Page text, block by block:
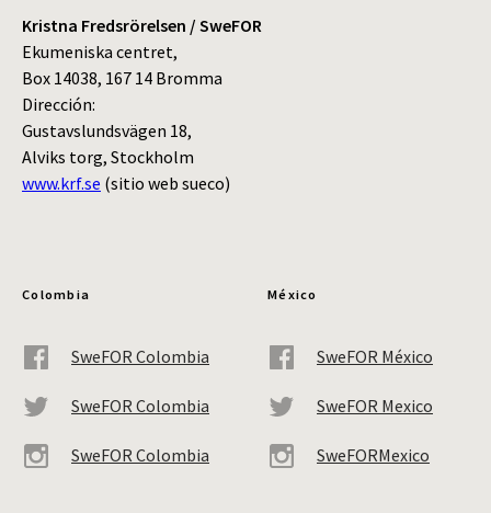
Kristna Fredsrörelsen / SweFOR
Ekumeniska centret,
Box 14038, 167 14 Bromma
Dirección:
Gustavslundsvägen 18,
Alviks torg, Stockholm
www.krf.se (sitio web sueco)
Colombia
SweFOR Colombia
SweFOR Colombia
SweFOR Colombia
México
SweFOR México
SweFOR Mexico
SweFORMexico